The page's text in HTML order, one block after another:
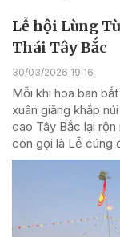
Lễ hội Lùng
Thái Tây Bắc
30/03/2026 19:16
Mỗi khi hoa ban
xuân giăng khắp
cao Tây Bắc lại
còn gọi là Lễ cúng